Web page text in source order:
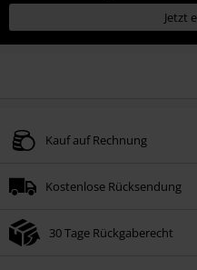
Jetzt
Kauf auf Rechnung
Kostenlose Rücksendung
30 Tage Rückgaberecht